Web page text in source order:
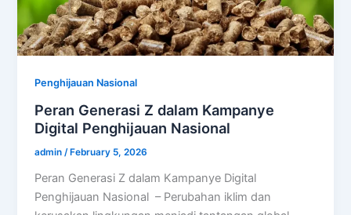
Penghijauan Nasional
Peran Generasi Z dalam Kampanye
Digital Penghijauan Nasional
admin /February 5, 2026
Peran Generasi Z dalam Kampanye Digital
Penghijauan Nasional – Perubahan iklim dan